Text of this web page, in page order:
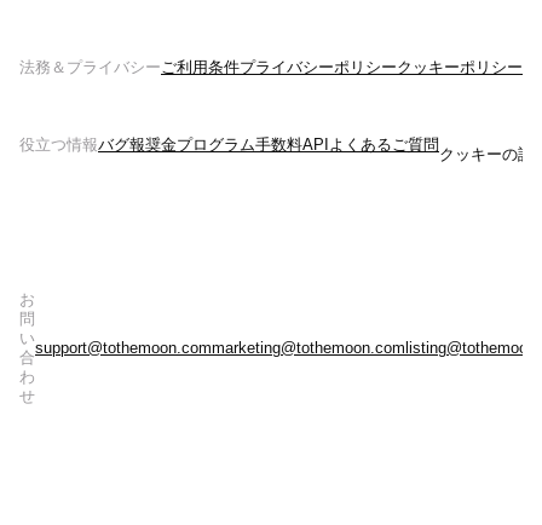
法務＆プライバシーご利用条件プライバシーポリシークッキーポリシー
役立つ情報バグ報奨金プログラム手数料API よくあるご質問
クッキーの設
お
問
い
合
わ
せ
support@tothemoon.commarketing@tothemoon.com